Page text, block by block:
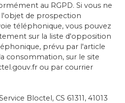
au RGPD. Si vous ne
l'objet de prospection
téléphonique, vous pouvez
sur la liste d'opposition
prévu par l'article
consommation, sur le site
ou par courrier
Bloctel, CS 61311, 41013